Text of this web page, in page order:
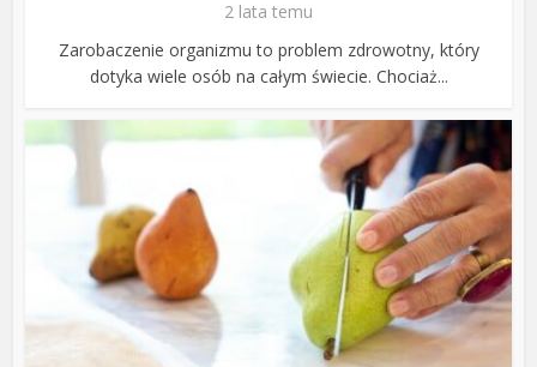
2 lata temu
Zarobaczenie organizmu to problem zdrowotny, który
dotyka wiele osób na całym świecie. Chociaż...